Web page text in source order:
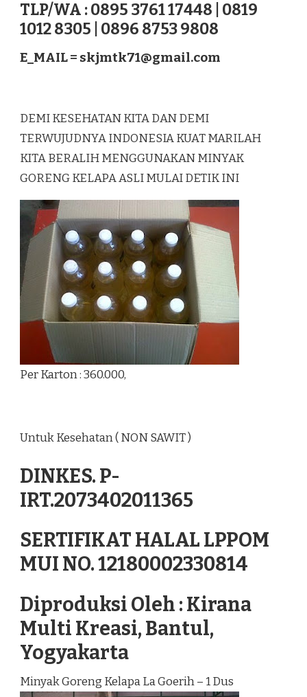
TLP/WA : 0895 3761 17448 | 0819
1012 8305 | 0896 8753 9808
E_MAIL = skjmtk71@gmail.com
DEMI KESEHATAN KITA DAN DEMI
TERWUJUDNYA INDONESIA KUAT MARILAH
KITA BERALIH MENGGUNAKAN MINYAK
GORENG KELAPA ASLI MULAI DETIK INI
Per Karton : 360.000,
Untuk Kesehatan ( NON SAWIT )
DINKES. P-
IRT.2073402011365
SERTIFIKAT HALAL LPPOM
MUI NO. 12180002330814
Diproduksi Oleh : Kirana
Multi Kreasi, Bantul,
Yogyakarta
Minyak Goreng Kelapa La Goerih – 1 Dus